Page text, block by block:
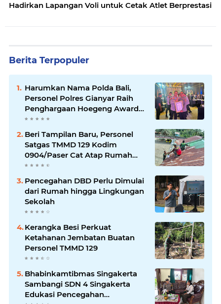
Hadirkan Lapangan Voli untuk Cetak Atlet Berprestasi
Berita Terpopuler
Harumkan Nama Polda Bali,
Personel Polres Gianyar Raih
Penghargaan Hoegeng Awards
2026
Beri Tampilan Baru, Personel
Satgas TMMD 129 Kodim
0904/Paser Cat Atap Rumah
Marbot
Pencegahan DBD Perlu Dimulai
dari Rumah hingga Lingkungan
Sekolah
Kerangka Besi Perkuat
Ketahanan Jembatan Buatan
Personel TMMD 129
Bhabinkamtibmas Singakerta
Sambangi SDN 4 Singakerta
Edukasi Pencegahan